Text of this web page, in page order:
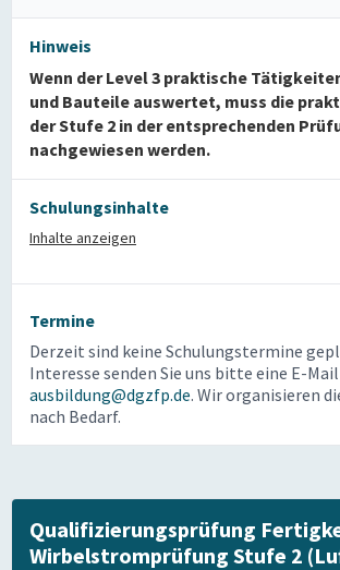
Hinweis
Wenn der Level 3 praktische
und Bauteile auswertet, muss die
der Stufe 2 in der entsprechenden
nachgewiesen werden.
Schulungsinhalte
Inhalte anzeigen
Termine
Derzeit sind keine Schulungstermine
Interesse senden Sie uns bitte eine E-Mail
ausbildung@dgzfp.de. Wir organisieren
nach Bedarf.
Qualifizierungsprüfung
Wirbelstromprüfung Stufe 2